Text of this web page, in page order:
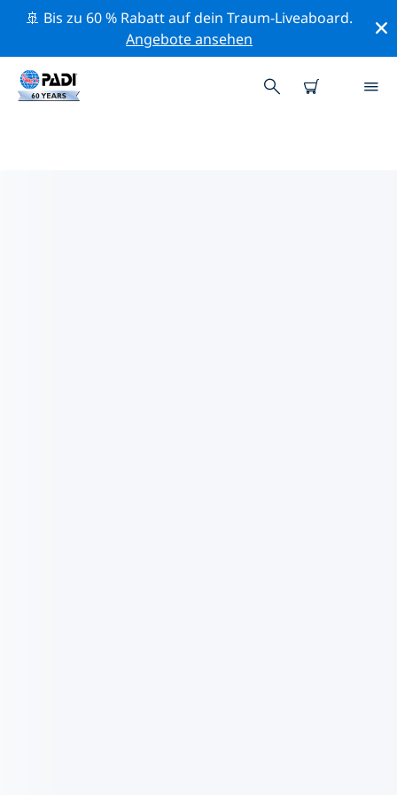
🚢 Bis zu 60 % Rabatt auf dein Traum-Liveaboard.
Angebote ansehen